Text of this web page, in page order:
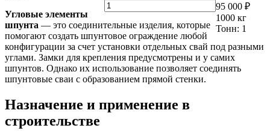
95 000 ₽
1000 кг
Тонн: 1
Угловые элементы
шпунта — это соединительные изделия, которые
помогают создать шпунтовое ограждение любой
конфигурации за счет установки отдельных свай под разными
углами. Замки для крепления предусмотрены и у самих
шпунтов. Однако их использование позволяет соединять
шпунтовые сваи с образованием прямой стенки.
Назначение и применение в
строительстве